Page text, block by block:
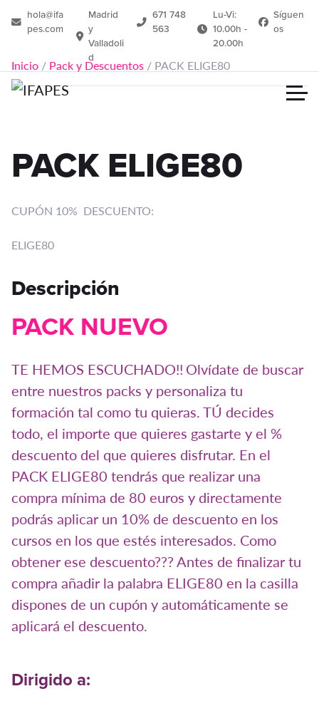
hola@ifa
pes.com
Madrid
y
Valladoli
d
671 748
563
Lu-Vi:
10.00h -
20.00h
Síguen
os
Inicio / Pack y Descuentos / PACK ELIGE80
PACK ELIGE80
CUPÓN 10% DESCUENTO:
ELIGE80
Descripción
PACK NUEVO
TE HEMOS ESCUCHADO!! Olvídate de buscar
entre nuestros packs y personaliza tu
formación tal como tu quieras. TÚ decides
todo, el importe que quieres gastarte y el %
descuento del que quieres disfrutar. En el
PACK ELIGE80 tendrás que realizar una
compra mínima de 80 euros y directamente
podrás aplicar un 10% de descuento en los
cursos en los que estés interesados. Como
obtener ese descuento??? Antes de finalizar tu
compra añadir la palabra ELIGE80 en la casilla
dispones de un cupón y automáticamente se
aplicará el descuento.
Dirigido a: